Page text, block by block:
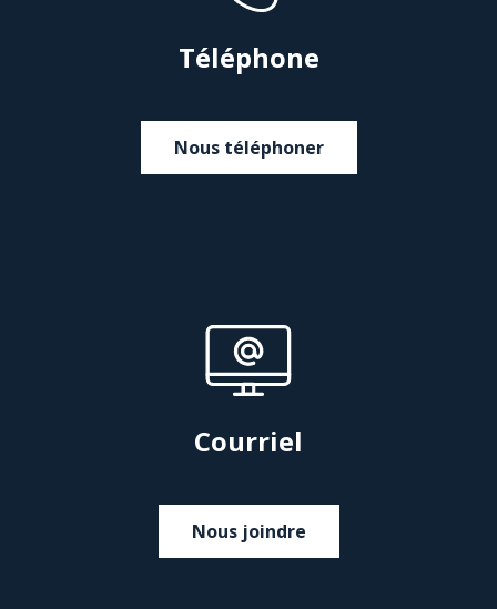
Téléphone
Nous téléphoner
Courriel
Nous joindre